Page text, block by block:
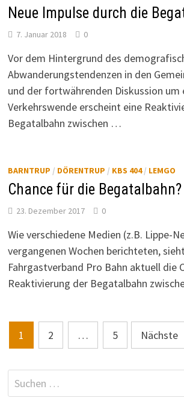
Neue Impulse durch die
7. Januar 2018 0
Vor dem Hintergrund des
Abwanderungstendenzen in den
und der fortwährenden Diskussion
Verkehrswende erscheint eine
Begatalbahn zwischen …
BARNTRUP / DÖRENTRUP / KBS 404/ LEMGO
Chance für die Begatalbahn?
23. Dezember 2017 0
Wie verschiedene Medien (z.B. Lippe-
vergangenen Wochen berichteten,
Fahrgastverband Pro Bahn aktuell die
Reaktivierung der Begatalbahn
Seitennummerierung
der
Beiträge
1 2 … 5 Nächste
Suchen
nach: